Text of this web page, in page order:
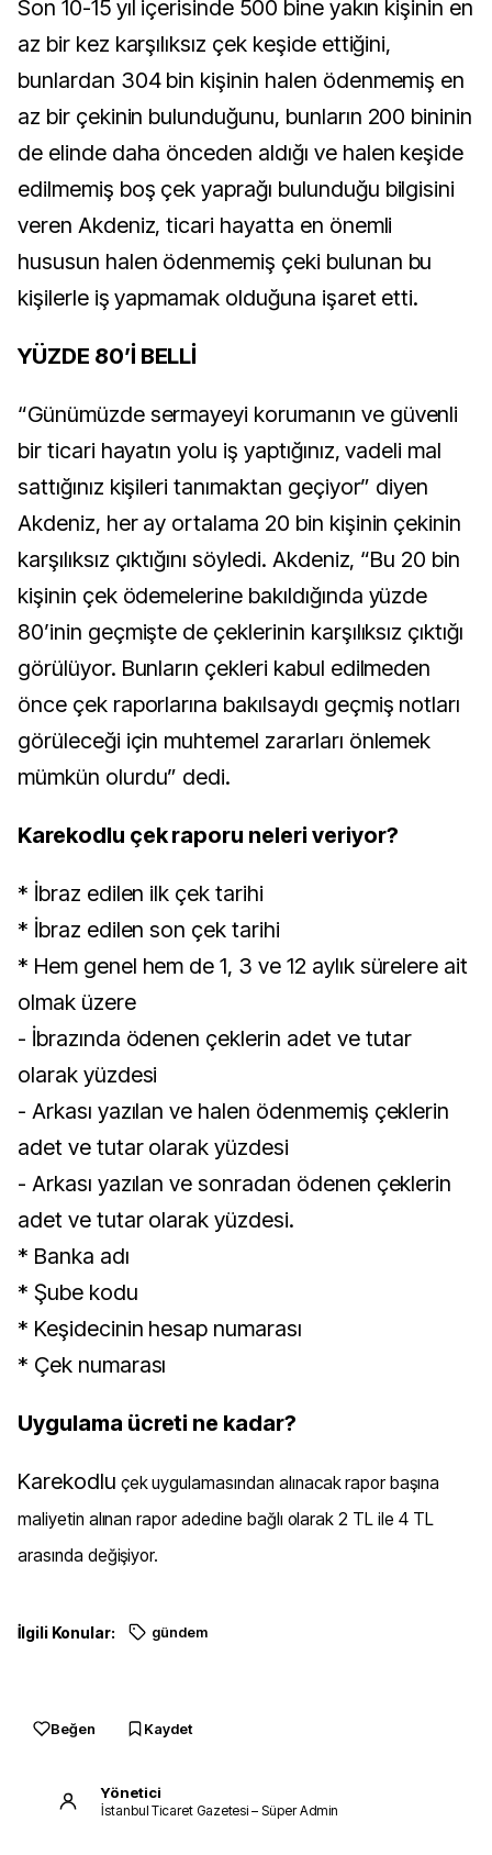
Son 10-15 yıl içerisinde 500 bine yakın kişinin en
az bir kez karşılıksız çek keşide ettiğini,
bunlardan 304 bin kişinin halen ödenmemiş en
az bir çekinin bulunduğunu, bunların 200 bininin
de elinde daha önceden aldığı ve halen keşide
edilmemiş boş çek yaprağı bulunduğu bilgisini
veren Akdeniz, ticari hayatta en önemli
hususun halen ödenmemiş çeki bulunan bu
kişilerle iş yapmamak olduğuna işaret etti.
YÜZDE 80’İ BELLİ
“Günümüzde sermayeyi korumanın ve güvenli
bir ticari hayatın yolu iş yaptığınız, vadeli mal
sattığınız kişileri tanımaktan geçiyor” diyen
Akdeniz, her ay ortalama 20 bin kişinin çekinin
karşılıksız çıktığını söyledi. Akdeniz, “Bu 20 bin
kişinin çek ödemelerine bakıldığında yüzde
80’inin geçmişte de çeklerinin karşılıksız çıktığı
görülüyor. Bunların çekleri kabul edilmeden
önce çek raporlarına bakılsaydı geçmiş notları
görüleceği için muhtemel zararları önlemek
mümkün olurdu” dedi.
Karekodlu çek raporu neleri veriyor?
* İbraz edilen ilk çek tarihi
* İbraz edilen son çek tarihi
* Hem genel hem de 1, 3 ve 12 aylık sürelere ait
olmak üzere
- İbrazında ödenen çeklerin adet ve tutar
olarak yüzdesi
- Arkası yazılan ve halen ödenmemiş çeklerin
adet ve tutar olarak yüzdesi
- Arkası yazılan ve sonradan ödenen çeklerin
adet ve tutar olarak yüzdesi.
* Banka adı
* Şube kodu
* Keşidecinin hesap numarası
* Çek numarası
Uygulama ücreti ne kadar?
Karekodlu çek uygulamasından alınacak rapor başına
maliyetin alınan rapor adedine bağlı olarak 2 TL ile 4 TL
arasında değişiyor.
İlgili Konular: gündem
Beğen Kaydet
Yönetici
İstanbul Ticaret Gazetesi – Süper Admin